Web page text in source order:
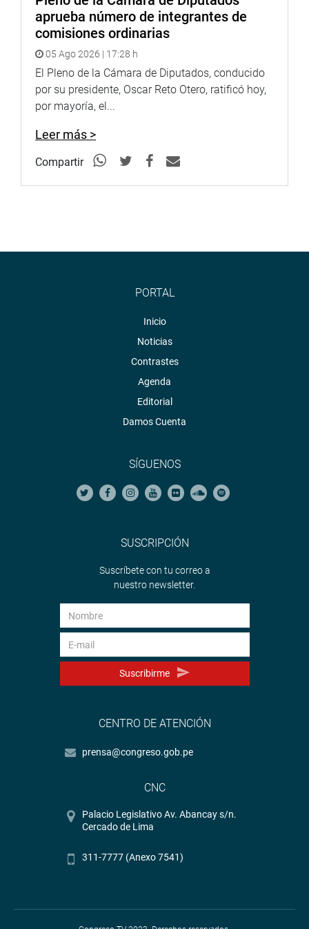
Facebook:
https://www.facebook.com/congresodelarepublicadelperu?
fref=ts
Twitter:https://twitter.com/congresoperu
https://twitter.com/congresoperu>
Youtube:http://www.youtube.com/congresoperu
http://www.youtube.com/congresoperu
https://soundcloud.com/radiocongreso
Sistema de Archivo Fotográfico (SAF):
aprueba número de integrantes de
comisiones ordinarias
05 Ago 2026 | 17:28 h
El Pleno de la Cámara de Diputados, conducido
por su presidente, Oscar Reto Otero, ratificó hoy,
por mayoría, el...
Leer más >
Compartir
PORTAL
Inicio
Noticias
Contrastes
Agenda
Editorial
Damos Cuenta
SÍGUENOS
SUSCRIPCIÓN
Suscríbete con tu correo a
nuestro newsletter.
Suscribirme
CENTRO DE ATENCIÓN
prensa@congreso.gob.pe
CNC
Palacio Legislativo Av. Abancay s/n.
Cercado de Lima
311-7777 (Anexo 7541)